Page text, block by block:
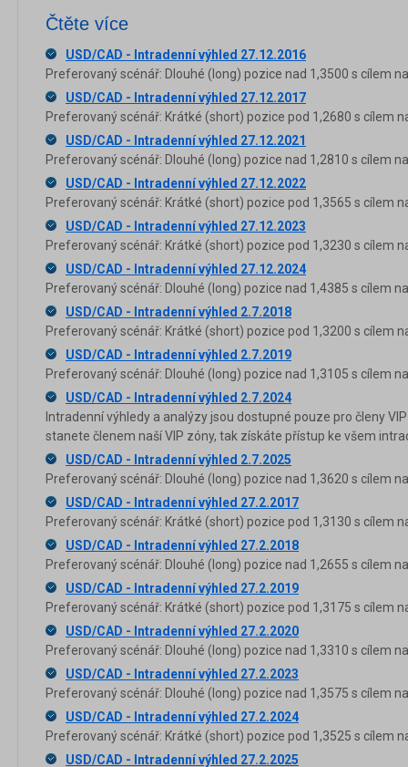
Čtěte více
USD/CAD - Intradenní výhled 27.12.2016
Preferovaný scénář: Dlouhé (long) pozice nad 1,3500 s cílem
USD/CAD - Intradenní výhled 27.12.2017
Preferovaný scénář: Krátké (short) pozice pod 1,2680 s cílem
USD/CAD - Intradenní výhled 27.12.2021
Preferovaný scénář: Dlouhé (long) pozice nad 1,2810 s cílem
USD/CAD - Intradenní výhled 27.12.2022
Preferovaný scénář: Krátké (short) pozice pod 1,3565 s cílem
USD/CAD - Intradenní výhled 27.12.2023
Preferovaný scénář: Krátké (short) pozice pod 1,3230 s cílem
USD/CAD - Intradenní výhled 27.12.2024
Preferovaný scénář: Dlouhé (long) pozice nad 1,4385 s cílem
USD/CAD - Intradenní výhled 2.7.2018
Preferovaný scénář: Krátké (short) pozice pod 1,3200 s cílem
USD/CAD - Intradenní výhled 2.7.2019
Preferovaný scénář: Dlouhé (long) pozice nad 1,3105 s cílem
USD/CAD - Intradenní výhled 2.7.2024
Intradenní výhledy a analýzy jsou dostupné pouze pro členy
stanete členem naší VIP zóny, tak získáte přístup ke všem
USD/CAD - Intradenní výhled 2.7.2025
Preferovaný scénář: Dlouhé (long) pozice nad 1,3620 s cílem
USD/CAD - Intradenní výhled 27.2.2017
Preferovaný scénář: Krátké (short) pozice pod 1,3130 s cílem
USD/CAD - Intradenní výhled 27.2.2018
Preferovaný scénář: Dlouhé (long) pozice nad 1,2655 s cílem
USD/CAD - Intradenní výhled 27.2.2019
Preferovaný scénář: Krátké (short) pozice pod 1,3175 s cílem
USD/CAD - Intradenní výhled 27.2.2020
Preferovaný scénář: Dlouhé (long) pozice nad 1,3310 s cílem
USD/CAD - Intradenní výhled 27.2.2023
Preferovaný scénář: Dlouhé (long) pozice nad 1,3575 s cílem
USD/CAD - Intradenní výhled 27.2.2024
Preferovaný scénář: Krátké (short) pozice pod 1,3525 s cílem
USD/CAD - Intradenní výhled 27.2.2025